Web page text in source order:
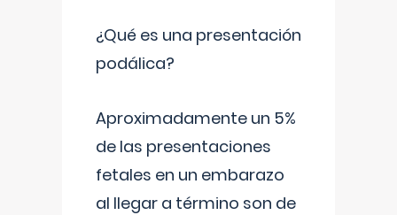
¿Qué es una presentación
podálica?
Aproximadamente un 5%
de las presentaciones
fetales en un embarazo
al llegar a término son de